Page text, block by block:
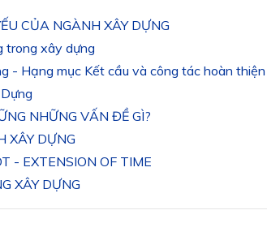
CỦA NGÀNH XÂY DỰNG
trong xây dựng
- Hạng mục Kết cầu và công tác hoàn
NHỮNG VẤN ĐỀ GÌ?
XÂY DỰNG
- EXTENSION OF TIME
XÂY DỰNG